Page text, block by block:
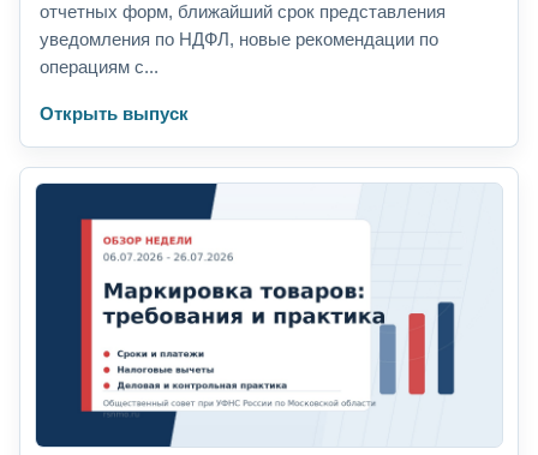
отчетных форм, ближайший срок представления
уведомления по НДФЛ, новые рекомендации по
операциям с...
Открыть выпуск